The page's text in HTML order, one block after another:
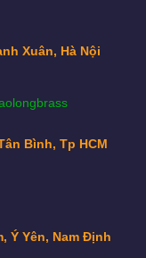
Xuân, Hà Nội
Bình, Tp HCM
Ý Yên, Nam Định